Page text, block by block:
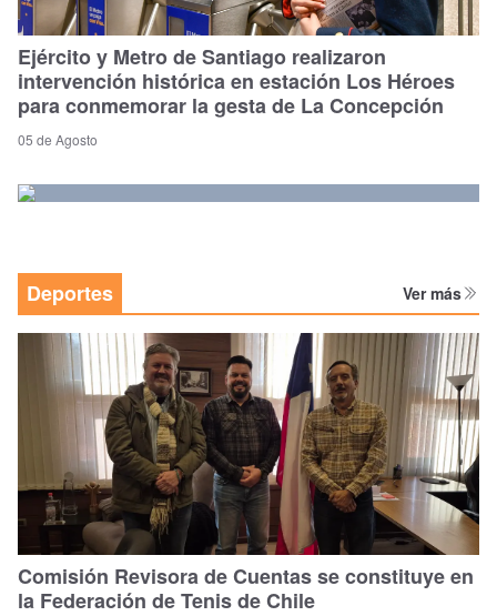
Ejército y Metro de Santiago realizaron
intervención histórica en estación Los Héroes
para conmemorar la gesta de La Concepción
05 de Agosto
Deportes Ver más
Comisión Revisora de Cuentas se constituye en
la Federación de Tenis de Chile